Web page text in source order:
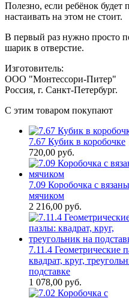
Полезно, если ребёнок будет
настаивать на этом не стоит.
В первый раз нужно просто
шарик в отверстие.
Изготовитель:
ООО "Монтессори-Питер"
Россия, г. Санкт-Петербург.
C этим товаром покупают
7.67 Кубик в коробочке
720,00 руб.
7.09 Коробочка с
мячиком
2 216,00 руб.
7.11.4 Геометрические
квадрат, круг,
подставке
1 078,00 руб.